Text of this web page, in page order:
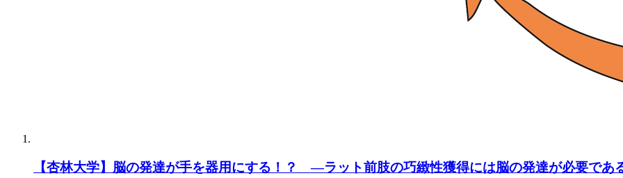
【杏林大学】脳の発達が手を器用にする！？ ―ラット前肢の巧緻性獲得には脳の発達が必要で